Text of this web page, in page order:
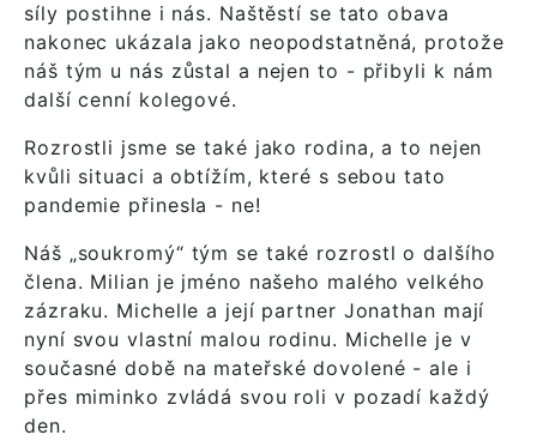
síly postihne i nás. Naštěstí se tato obava
nakonec ukázala jako neopodstatněná, protože
náš tým u nás zůstal a nejen to - přibyli k nám
další cenní kolegové.
Rozrostli jsme se také jako rodina, a to nejen
kvůli situaci a obtížím, které s sebou tato
pandemie přinesla - ne!
Náš „soukromý“ tým se také rozrostl o dalšího
člena. Milian je jméno našeho malého velkého
zázraku. Michelle a její partner Jonathan mají
nyní svou vlastní malou rodinu. Michelle je v
současné době na mateřské dovolené - ale i
přes miminko zvládá svou roli v pozadí každý
den.